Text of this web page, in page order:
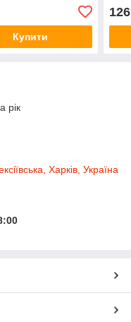
Купити
126
рік
Харків, Україна